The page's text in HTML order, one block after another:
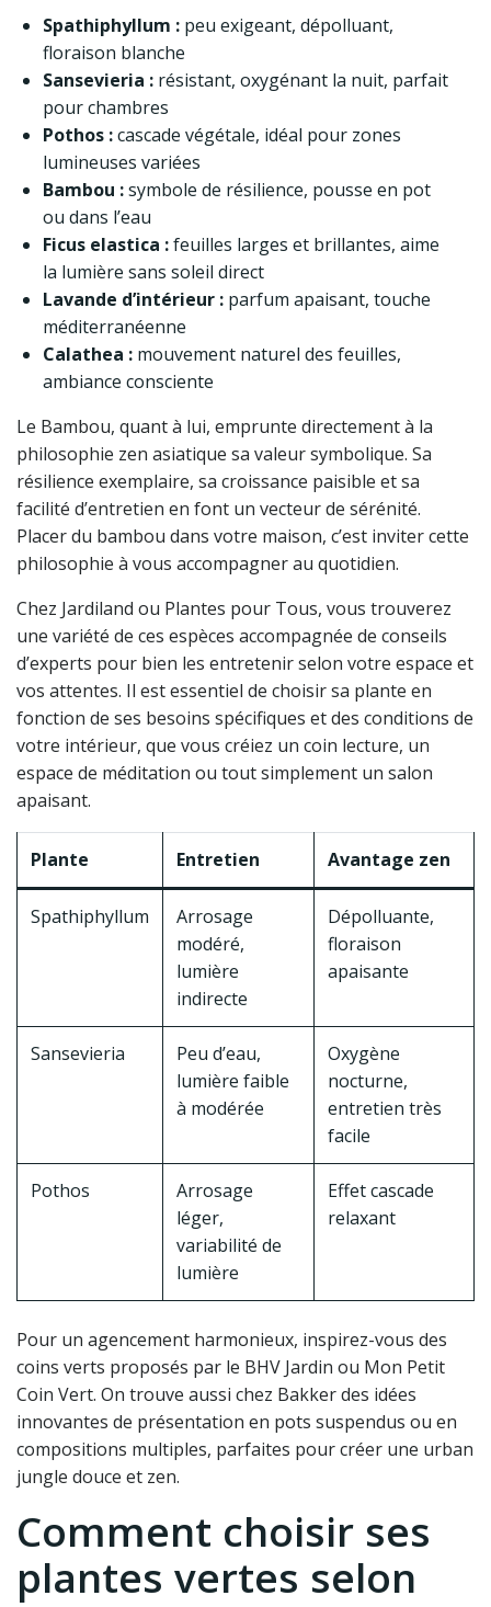
Spathiphyllum : peu exigeant, dépolluant,
floraison blanche
Sansevieria : résistant, oxygénant la nuit, parfait
pour chambres
Pothos :cascade végétale, idéal pour zones
lumineuses variées
Bambou :symbole de résilience, pousse en pot
ou dans l’eau
Ficus elastica :feuilles larges et brillantes, aime
la lumière sans soleil direct
Lavande d’intérieur : parfum apaisant, touche
méditerranéenne
Calathea : mouvement naturel des feuilles,
ambiance consciente
Le Bambou, quant à lui, emprunte directement à la
philosophie zen asiatique sa valeur symbolique. Sa
résilience exemplaire, sa croissance paisible et sa
facilité d’entretien en font un vecteur de sérénité.
Placer du bambou dans votre maison, c’est inviter cette
philosophie à vous accompagner au quotidien.
Chez Jardiland ou Plantes pour Tous, vous trouverez
une variété de ces espèces accompagnée de conseils
d’experts pour bien les entretenir selon votre espace et
vos attentes. Il est essentiel de choisir sa plante en
fonction de ses besoins spécifiques et des conditions de
votre intérieur, que vous créiez un coin lecture, un
espace de méditation ou tout simplement un salon
apaisant.
Plante Entretien Avantage zen
Spathiphyllum
Arrosage
modéré,
lumière
indirecte
Dépolluante,
floraison
apaisante
Sansevieria
Peu d’eau,
lumière faible
à modérée
Oxygène
nocturne,
entretien très
facile
Pothos
Arrosage
léger,
variabilité de
lumière
Effet cascade
relaxant
Pour un agencement harmonieux, inspirez-vous des
coins verts proposés par le BHV Jardin ou Mon Petit
Coin Vert. On trouve aussi chez Bakker des idées
innovantes de présentation en pots suspendus ou en
compositions multiples, parfaites pour créer une urban
jungle douce et zen.
Comment choisir ses
plantes vertes selon